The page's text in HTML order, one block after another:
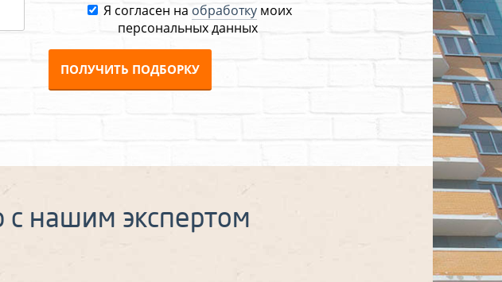
Я согласен на обработкумоих
персональных данных
ПОЛУЧИТЬ ПОДБОРКУ
нашим экспертом